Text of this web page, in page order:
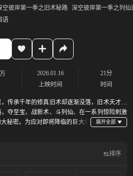
空彼岸第一季之旧术秘路 深空彼岸第一季之列仙
语
2026.01.16
上映时间
21分
时间
传承千年的修真旧术却逐渐没落，旧术天才小
夺至宝、战新术、斗列仙、在一系列惊险刺激
秘密。为应对即将降临的巨大危
排序